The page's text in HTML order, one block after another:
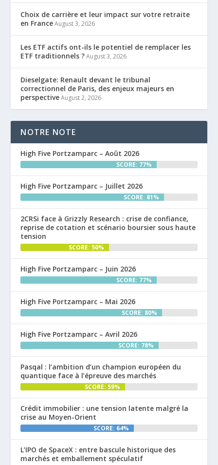
Choix de carrière et leur impact sur votre retraite
en France August 3, 2026
Les ETF actifs ont-ils le potentiel de remplacer les
ETF traditionnels ? August 3, 2026
Dieselgate: Renault devant le tribunal
correctionnel de Paris, des enjeux majeurs en
perspective August 2, 2026
NOTRE NOTE
High Five Portzamparc – Août 2026
SCORE: 77%
High Five Portzamparc – Juillet 2026
SCORE: 81%
2CRSi face à Grizzly Research : crise de confiance,
reprise de cotation et scénario boursier sous haute
tension
SCORE: 50%
High Five Portzamparc – Juin 2026
SCORE: 77%
High Five Portzamparc – Mai 2026
SCORE: 80%
High Five Portzamparc – Avril 2026
SCORE: 78%
Pasqal : l’ambition d’un champion européen du
quantique face à l’épreuve des marchés
SCORE: 59%
Crédit immobilier : une tension latente malgré la
crise au Moyen-Orient
SCORE: 64%
L’IPO de SpaceX : entre bascule historique des
marchés et emballement spéculatif